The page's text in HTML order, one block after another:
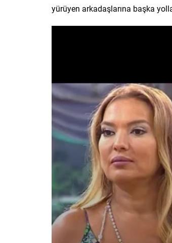
yürüyen arkadaşlarına başka